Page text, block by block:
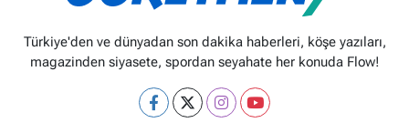
Türkiye'den ve dünyadan son dakika haberleri, köşe yazıları,
magazinden siyasete, spordan seyahate her konuda Flow!